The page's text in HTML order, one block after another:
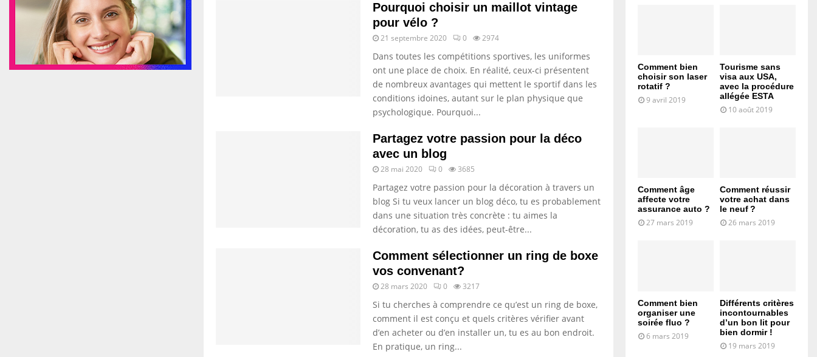
Pourquoi choisir un maillot vintage
pour vélo ?
21 septembre 2020 0 2974
Dans toutes les compétitions sportives, les uniformes
ont une place de choix. En réalité, ceux-ci présentent
de nombreux avantages qui mettent le sportif dans les
conditions idoines, autant sur le plan physique que
psychologique. Pourquoi...
Partagez votre passion pour la déco
avec un blog
28 mai 2020 0 3685
Partagez votre passion pour la décoration à travers un
blog Si tu veux lancer un blog déco, tu es probablement
dans une situation très concrète : tu aimes la
décoration, tu as des idées, peut-être...
Comment sélectionner un ring de boxe
vos convenant?
28 mars 2020 0 3217
Si tu cherches à comprendre ce qu’est un ring de boxe,
comment il est conçu et quels critères vérifier avant
d’en acheter ou d’en installer un, tu es au bon endroit.
En pratique, un ring...
Comment bien
choisir son laser
rotatif ?
9 avril 2019
Tourisme sans
visa aux USA,
avec la procédure
allégée ESTA
10 août 2019
Comment âge
affecte votre
assurance auto ?
27 mars 2019
Comment réussir
votre achat dans
le neuf ?
26 mars 2019
Comment bien
organiser une
soirée fluo ?
6 mars 2019
Différents critères
incontournables
d’un bon lit pour
bien dormir !
19 mars 2019